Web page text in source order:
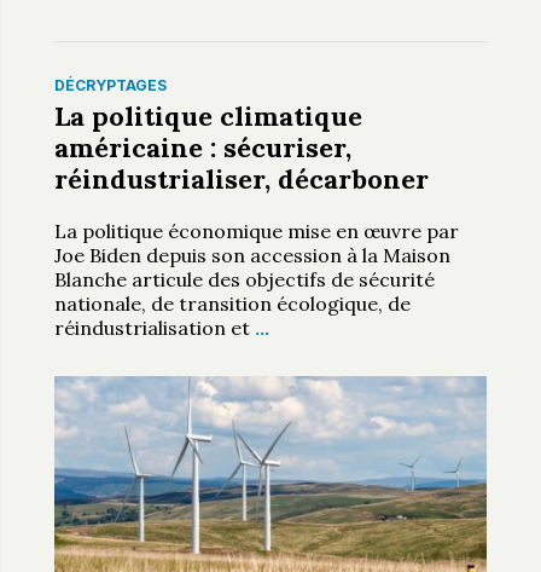
DÉCRYPTAGES
La politique climatique
américaine : sécuriser,
réindustrialiser, décarboner
La politique économique mise en œuvre par
Joe Biden depuis son accession à la Maison
Blanche articule des objectifs de sécurité
nationale, de transition écologique, de
réindustrialisation et …